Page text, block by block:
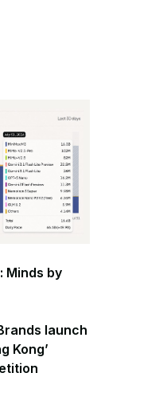
Minds by
launch
Kong’